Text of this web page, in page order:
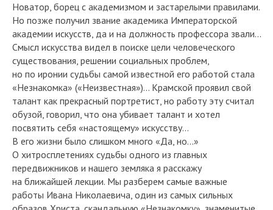
Новатор, борец с академизмом и застарелыми правилами.
Но позже получил звание академика Императорской
академии искусств, да и на должность профессора звали…
Смысл искусства видел в поиске цели человеческого
существования, решении социальных проблем,
но по иронии судьбы самой известной его работой стала
«Незнакомка» («Неизвестная»)… Крамской проявил свой
талант как прекрасный портретист, но работу эту считал
обузой, говорил, что она убивает талант и хотел
посвятить себя «настоящему» искусству…
В его жизни было слишком много «Да, но…»
О хитросплетениях судьбы одного из главных
передвижников и нашего земляка я расскажу
на ближайшей лекции. Мы разберем самые важные
работы Ивана Николаевича, один из самых сильных